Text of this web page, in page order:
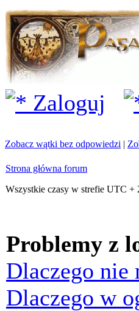
Zaloguj
Zobacz wątki bez odpowiedzi |
Strona główna forum
Wszystkie czasy w strefie UTC +
Problemy z
Dlaczego nie
Dlaczego w